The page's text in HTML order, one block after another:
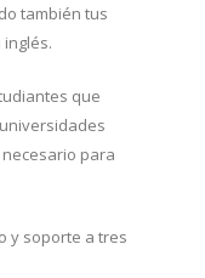
también tus
que
para
y soporte a tres